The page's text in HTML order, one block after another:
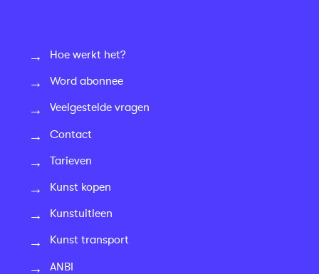
Hoe werkt het?
Word abonnee
Veelgestelde vragen
Contact
Tarieven
Kunst kopen
Kunstuitleen
Kunst transport
ANBI